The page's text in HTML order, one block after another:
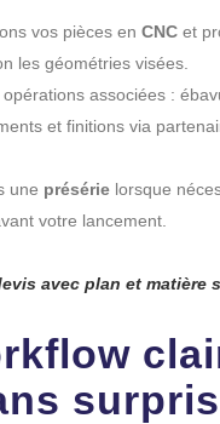
vos pièces en CNC et
les géométries visées.
associées :
et finitions via
une présérie lorsque
votre lancement.
avec plan et matière